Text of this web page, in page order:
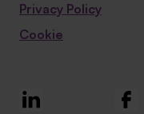
Privacy Policy
Cookie